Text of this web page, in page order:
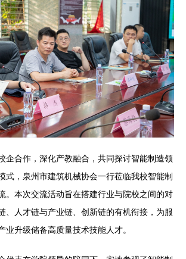
企合作，深化产教融合，共同探讨智能制造领
式，泉州市建筑机械协会一行莅临我校智能制
。本次交流活动旨在搭建行业与院校之间的对
、人才链与产业链、创新链的有机衔接，为服
业升级储备高质量技术技能人才。